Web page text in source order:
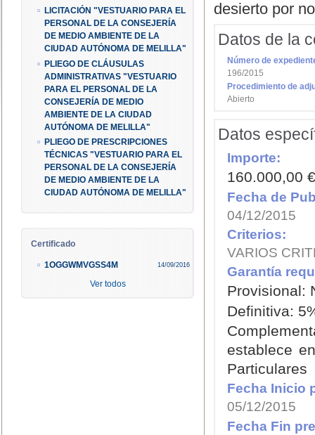
LICITACIÓN "VESTUARIO PARA EL
PERSONAL DE LA CONSEJERÍA
DE MEDIO AMBIENTE DE LA
CIUDAD AUTÓNOMA DE MELILLA"
PLIEGO DE CLÁUSULAS
ADMINISTRATIVAS "VESTUARIO
PARA EL PERSONAL DE LA
CONSEJERÍA DE MEDIO
AMBIENTE DE LA CIUDAD
AUTÓNOMA DE MELILLA"
PLIEGO DE PRESCRIPCIONES
TÉCNICAS "VESTUARIO PARA EL
PERSONAL DE LA CONSEJERÍA
DE MEDIO AMBIENTE DE LA
CIUDAD AUTÓNOMA DE MELILLA"
Certificado
14/09/2016
1OGGWMVGSS4M
Ver todos
desierto por
Datos de la
Número de
196/2015
Procedimiento de
Abierto
Datos
Importe:
160.000,00
Fecha de
04/12/2015
Criterios:
VARIOS
Garantía
Provisional:
Definitiva:
establece
Particulares
Fecha Inicio
05/12/2015
Fecha Fin